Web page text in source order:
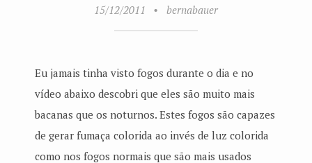
15/12/2011 • bernabauer
Eu jamais tinha visto fogos durante o dia e no
vídeo abaixo descobri que eles são muito mais
bacanas que os noturnos. Estes fogos são capazes
de gerar fumaça colorida ao invés de luz colorida
como nos fogos normais que são mais usados